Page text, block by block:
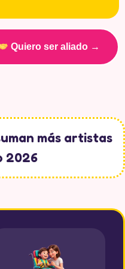
Quiero ser aliado →
más artistas
2026